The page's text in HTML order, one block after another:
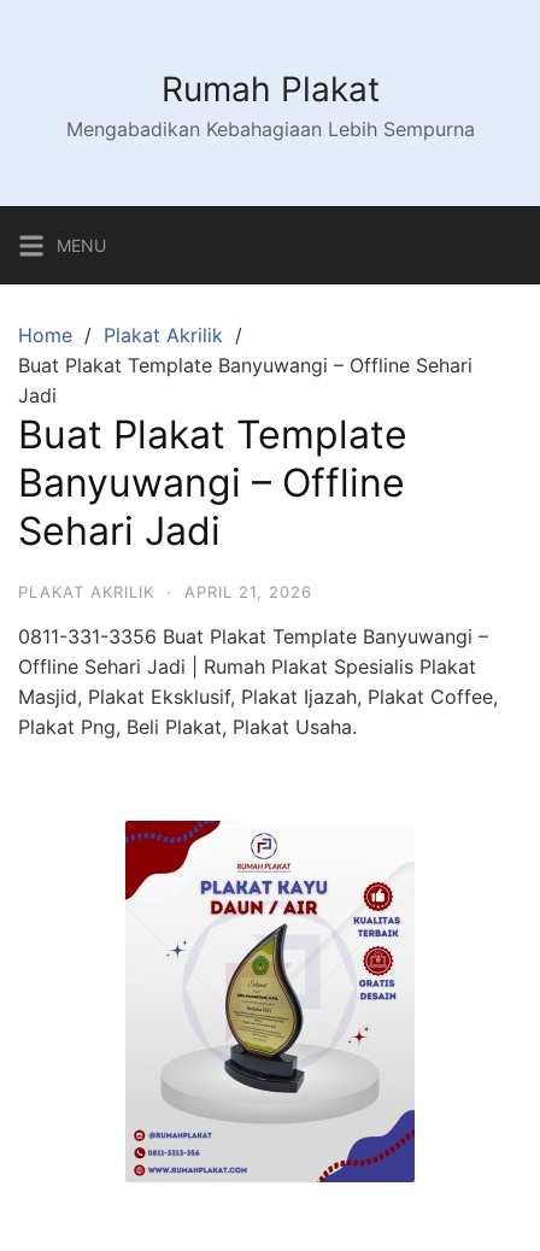
Rumah Plakat
Mengabadikan Kebahagiaan Lebih Sempurna
MENU
Home
Plakat Akrilik
Buat Plakat Template Banyuwangi – Offline Sehari
Jadi
Buat Plakat Template
Banyuwangi – Offline
Sehari Jadi
PLAKAT AKRILIK · APRIL 21, 2026
0811-331-3356 Buat Plakat Template Banyuwangi –
Offline Sehari Jadi | Rumah Plakat Spesialis Plakat
Masjid, Plakat Eksklusif, Plakat Ijazah, Plakat Coffee,
Plakat Png, Beli Plakat, Plakat Usaha.